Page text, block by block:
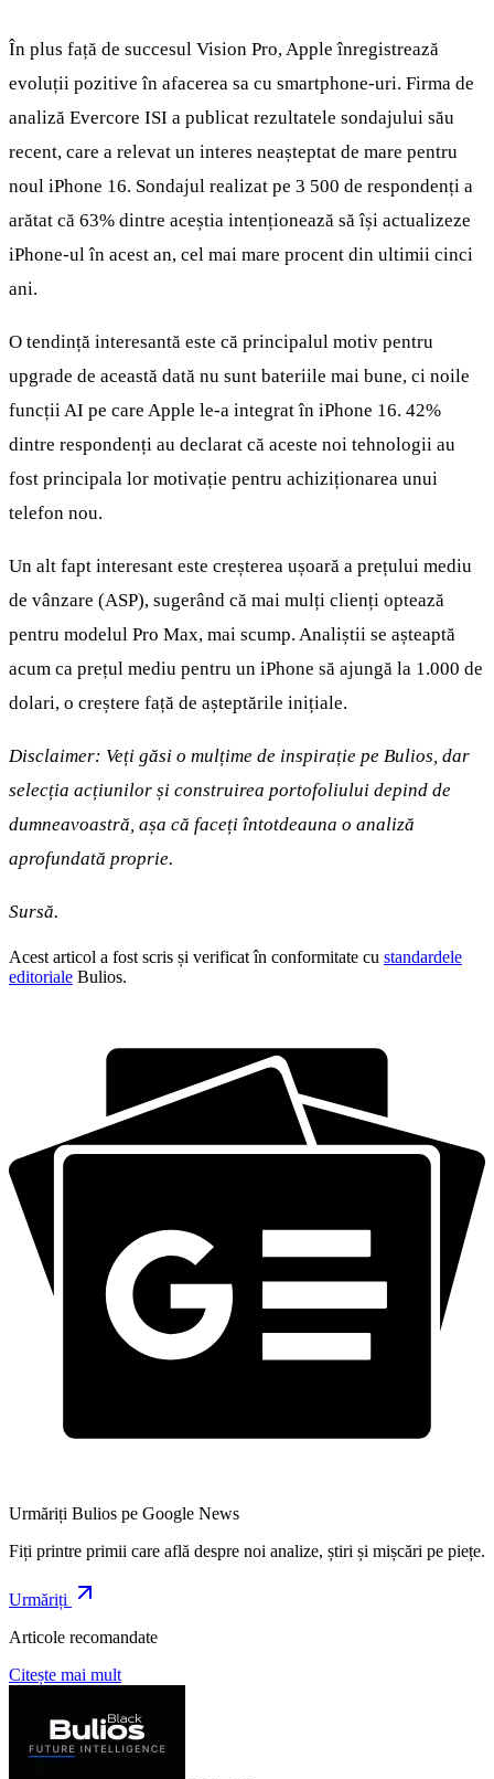
În plus față de succesul Vision Pro, Apple înregistrează
evoluții pozitive în afacerea sa cu smartphone-uri. Firma de
analiză Evercore ISI a publicat rezultatele sondajului său
recent, care a relevat un interes neașteptat de mare pentru
noul iPhone 16. Sondajul realizat pe 3 500 de respondenți a
arătat că 63% dintre aceștia intenționează să își actualizeze
iPhone-ul în acest an, cel mai mare procent din ultimii cinci
ani.
O tendință interesantă este că principalul motiv pentru
upgrade de această dată nu sunt bateriile mai bune, ci noile
funcții AI pe care Apple le-a integrat în iPhone 16. 42%
dintre respondenți au declarat că aceste noi tehnologii au
fost principala lor motivație pentru achiziționarea unui
telefon nou.
Un alt fapt interesant este creșterea ușoară a prețului mediu
de vânzare (ASP), sugerând că mai mulți clienți optează
pentru modelul Pro Max, mai scump. Analiștii se așteaptă
acum ca prețul mediu pentru un iPhone să ajungă la 1.000 de
dolari, o creștere față de așteptările inițiale.
Disclaimer: Veți găsi o mulțime de inspirație pe Bulios, dar
selecția acțiunilor și construirea portofoliului depind de
dumneavoastră, așa că faceți întotdeauna o analiză
aprofundată proprie.
Sursă.
Acest articol a fost scris și verificat în conformitate cu standardele
editoriale Bulios.
Urmăriți Bulios pe Google News
Fiți printre primii care află despre noi analize, știri și mișcări pe piețe.
Urmăriți
Articole recomandate
Citește mai mult